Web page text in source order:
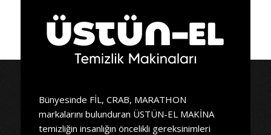
Bünyesinde FİL, CRAB, MARATHON
markalarını bulunduran ÜSTÜN-EL MAKİNA
temizliğin insanlığın öncelikli gereksinimleri